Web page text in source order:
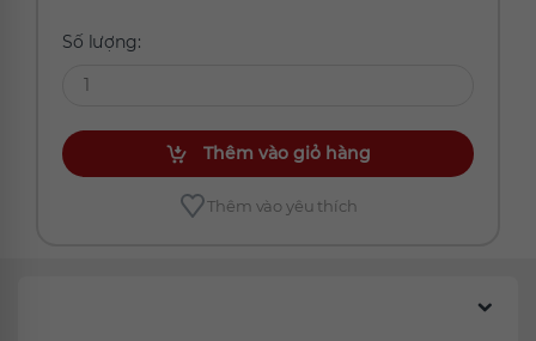
Số lượng:
Thêm vào giỏ hàng
Thêm vào yêu thích